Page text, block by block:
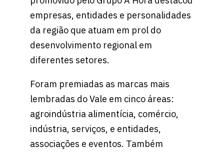
empresas, entidades e personalidades
da região que atuam em prol do
desenvolvimento regional em
diferentes setores.
Foram premiadas as marcas mais
lembradas do Vale em cinco áreas:
agroindústria alimentícia, comércio,
indústria, serviços, e entidades,
associações e eventos. Também